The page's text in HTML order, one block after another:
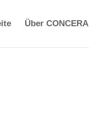
Über CONCERA